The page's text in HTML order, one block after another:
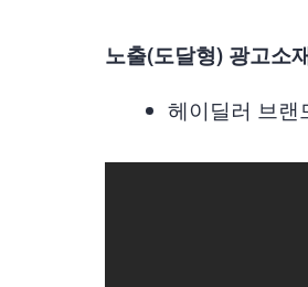
노출(도달형) 광고소
헤이딜러 브랜